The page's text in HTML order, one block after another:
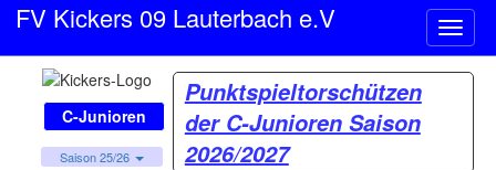
ein-/
FV Kickers 09 Lauterbach e.V
C-Junioren
Saison 25/26
Punktspieltorschützen
der C-Junioren Saison
2026/2027